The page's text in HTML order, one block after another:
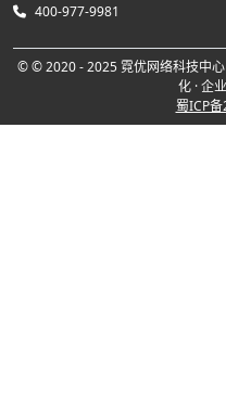
400-977-9981
© © 2020 - 2025 霓优网络科技中心
化 · 企
蜀ICP